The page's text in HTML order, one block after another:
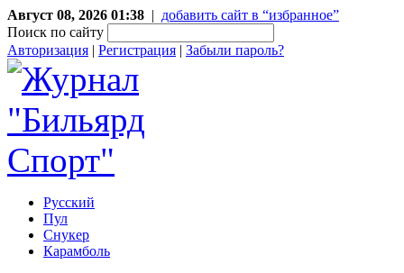
Август 08, 2026 01:38 | добавить сайт в “избранное”
Поиск по сайту
Авторизация | Регистрация | Забыли пароль?
Русский
Пул
Снукер
Карамболь